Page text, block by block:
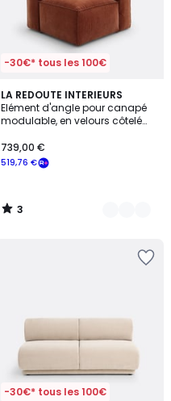
-30€* tous les 100€
LA REDOUTE INTERIEURS
Elément d'angle pour canapé
modulable, en velours côtelé
519,76 €
739,00 €
3
/
5
4
Couleurs
3
/
-30€* tous les 100€